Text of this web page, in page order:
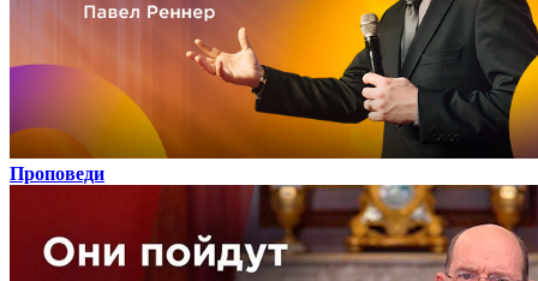
Проповеди